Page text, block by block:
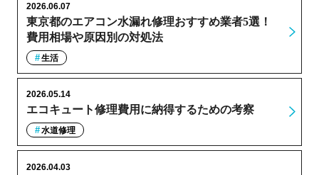
東京都のエアコン水漏れ修理おすすめ業者5選！
費用相場や原因別の対処法
2026.06.07
生活
エコキュート修理費用に納得するための考察
2026.05.14
水道修理
2026.04.03